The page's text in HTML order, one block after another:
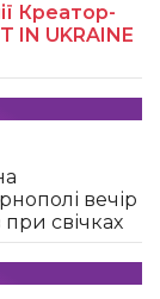
Креатор-
IN UKRAINE
вечір
свічках